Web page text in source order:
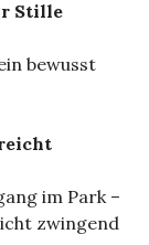
Stille
bewusst
im Park –
zwingend